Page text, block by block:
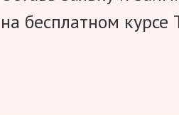
на бесплатном курсе